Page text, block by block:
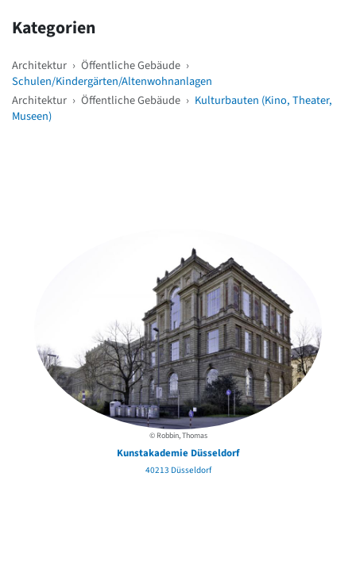
Kategorien
Architektur › Öffentliche Gebäude ›
Schulen/Kindergärten/Altenwohnanlagen
Architektur › Öffentliche Gebäude › Kulturbauten (Kino, Theater,
Museen)
© Robbin, Thomas
Kunstakademie Düsseldorf
40213 Düsseldorf